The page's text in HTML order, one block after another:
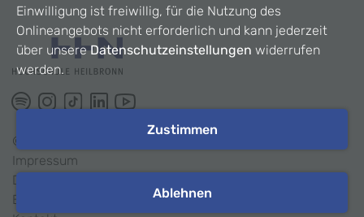
©
Impressum
Datenschutz
Barrierefreiheit
Einwilligung ist freiwillig, für die Nutzung des
Onlineangebots nicht erforderlich und kann jederzeit
über unsereDatenschutzeinstellungen widerrufen
werden.
Zustimmen
Ablehnen